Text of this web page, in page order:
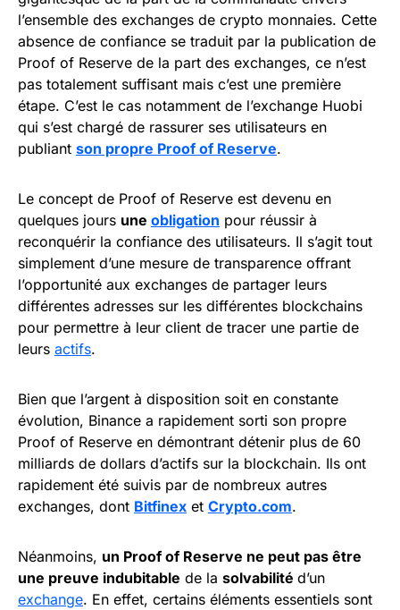
l’ensemble des exchanges de crypto monnaies. Cette
absence de confiance se traduit par la publication de
Proof of Reserve de la part des exchanges, ce n’est
pas totalement suffisant mais c’est une première
étape. C’est le cas notamment de l’exchange Huobi
qui s’est chargé de rassurer ses utilisateurs en
publiant son propre Proof of Reserve.
Le concept de Proof of Reserve est devenu en
quelques jours une obligation pour réussir à
reconquérir la confiance des utilisateurs. Il s’agit tout
simplement d’une mesure de transparence offrant
l’opportunité aux exchanges de partager leurs
différentes adresses sur les différentes blockchains
pour permettre à leur client de tracer une partie de
leurs actifs.
Bien que l’argent à disposition soit en constante
évolution, Binance a rapidement sorti son propre
Proof of Reserve en démontrant détenir plus de 60
milliards de dollars d’actifs sur la blockchain. Ils ont
rapidement été suivis par de nombreux autres
exchanges, dont Bitfinex et Crypto.com.
Néanmoins, un Proof of Reserve ne peut pas être
une preuve indubitable de la solvabilité d’un
exchange. En effet, certains éléments essentiels sont